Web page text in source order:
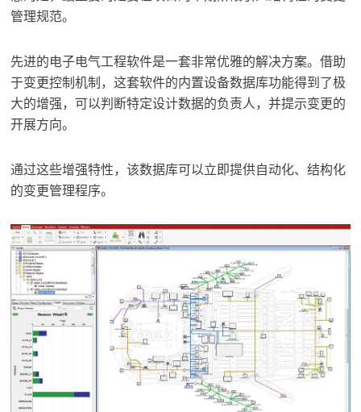
管理规范。
先进的电子电气工程软件是一套非常优雅的解决方案。借助
于变更控制机制，这套软件的内置设备数据库功能得到了极
大的增强，可以判断特定设计数据的负责人，并提示变更的
开展方向。
通过这些增强特性，该数据库可以立即提供自动化、结构化
的变更管理程序。